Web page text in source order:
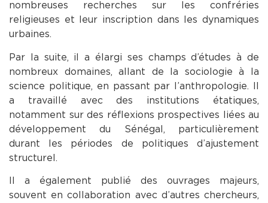
nombreuses recherches sur les confréries
religieuses et leur inscription dans les dynamiques
urbaines.
Par la suite, il a élargi ses champs d’études à de
nombreux domaines, allant de la sociologie à la
science politique, en passant par l’anthropologie. Il
a travaillé avec des institutions étatiques,
notamment sur des réflexions prospectives liées au
développement du Sénégal, particulièrement
durant les périodes de politiques d’ajustement
structurel.
Il a également publié des ouvrages majeurs,
souvent en collaboration avec d’autres chercheurs,